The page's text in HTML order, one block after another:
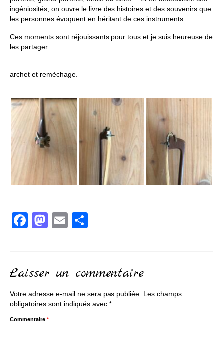
ingéniosités, on ouvre le livre des histoires et des souvenirs que
les personnes évoquent en héritant de ces instruments.
Ces moments sont réjouissants pour tous et je suis heureuse de
les partager.
archet et remèchage.
Facebook
Mastodon
Email
Laisser un commentaire
Votre adresse e-mail ne sera pas publiée. Les champs
obligatoires sont indiqués avec *
Commentaire *